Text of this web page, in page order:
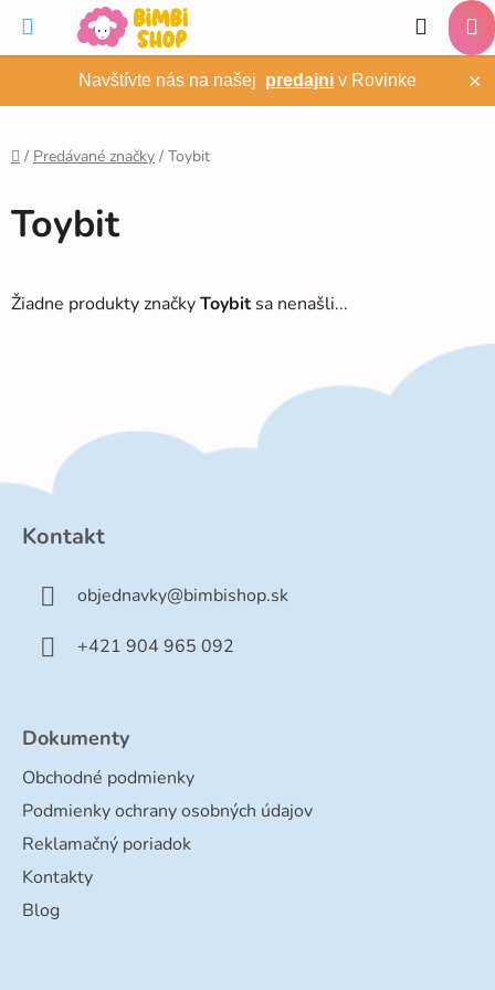
obsah
Navštívte nás na našej predajni v Rovinke ×
Hľadať
/ Predávané značky / Toybit
Toybit
Žiadne produkty značkyToybitsa nenašli...
Kontakt
objednavky@bimbishop.sk
+421 904 965 092
Dokumenty
Obchodné podmienky
Podmienky ochrany osobných údajov
Reklamačný poriadok
Kontakty
Blog